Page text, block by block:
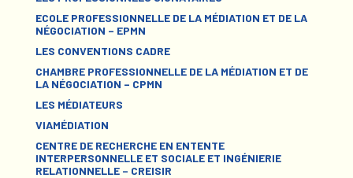
ECOLE PROFESSIONNELLE DE LA MÉDIATION ET DE LA
NÉGOCIATION – EPMN
LES CONVENTIONS CADRE
CHAMBRE PROFESSIONNELLE DE LA MÉDIATION ET DE
LA NÉGOCIATION – CPMN
LES MÉDIATEURS
VIAMÉDIATION
CENTRE DE RECHERCHE EN ENTENTE
INTERPERSONNELLE ET SOCIALE ET INGÉNIERIE
RELATIONNELLE – CREISIR